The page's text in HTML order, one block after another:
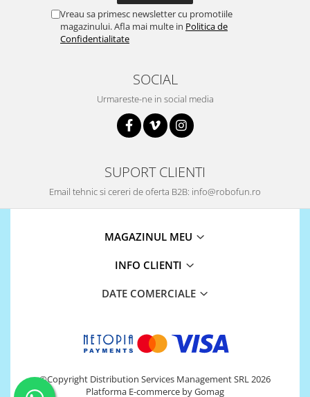
Rulmenti
Suruburi, Piulite, Conectare
Platforme de dezvoltare
Nvidia
Vreau sa primesc newsletter cu promotiile
magazinului. Afla mai multe in Politica de
Confidentialitate
SOCIAL
Urmareste-ne in social media
SUPORT CLIENTI
Email tehnic si cereri de oferta B2B: info@robofun.ro
MAGAZINUL MEU
INFO CLIENTI
DATE COMERCIALE
©Copyright Distribution Services Management SRL 2026
Platforma E-commerce by Gomag